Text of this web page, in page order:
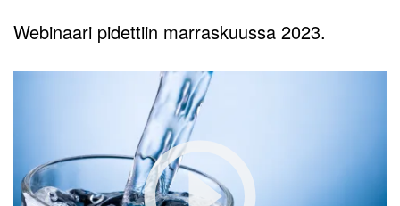
Webinaari pidettiin marraskuussa 2023.